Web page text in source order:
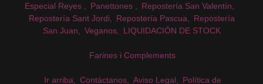
Especial Reyes
Panettones
Repostería San Valentín
Repostería Sant Jordi
Repostería Pascua
Repostería
San Juan
Veganos LIQUIDACIÓN DE STOCK
Farines i Complements
Ir arriba Contáctanos Aviso Legal Política de